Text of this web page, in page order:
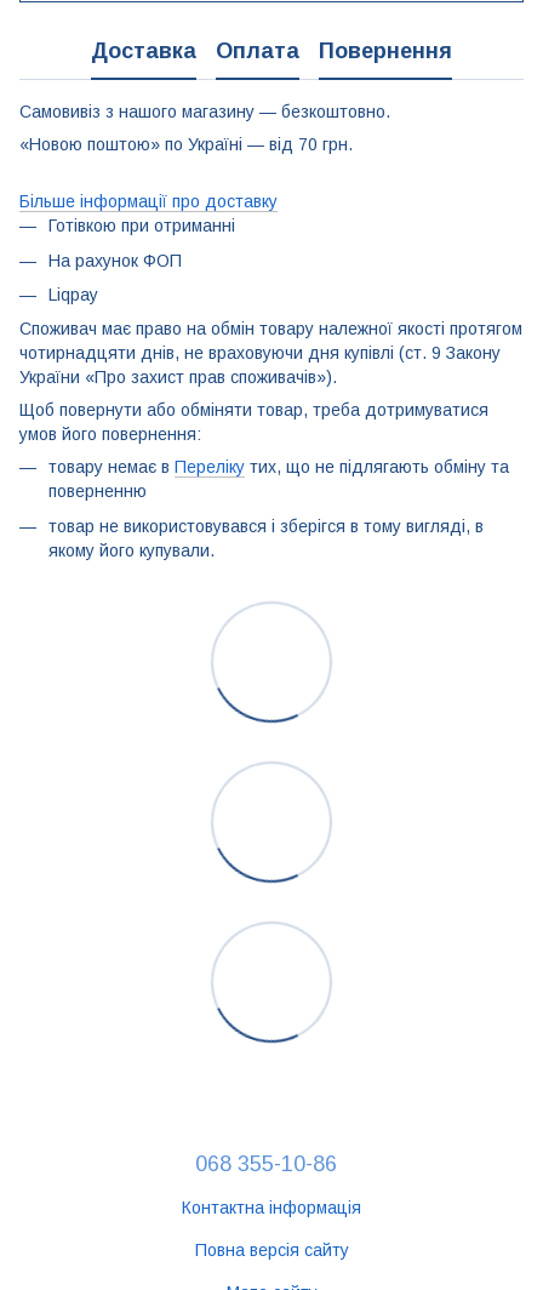
Доставка Оплата Повернення
Самовивіз з нашого магазину — безкоштовно.
«Новою поштою» по Україні — від 70 грн.
Більше інформації про доставку
Готівкою при отриманні
На рахунок ФОП
Liqpay
Споживач має право на обмін товару належної якості протягом
чотирнадцяти днів, не враховуючи дня купівлі (ст. 9 Закону
України «Про захист прав споживачів»).
Щоб повернути або обміняти товар, треба дотримуватися
умов його повернення:
товару немає в Переліку тих, що не підлягають обміну та
поверненню
товар не використовувався і зберігся в тому вигляді, в
якому його купували.
068 355-10-86
Контактна інформація
Повна версія сайту